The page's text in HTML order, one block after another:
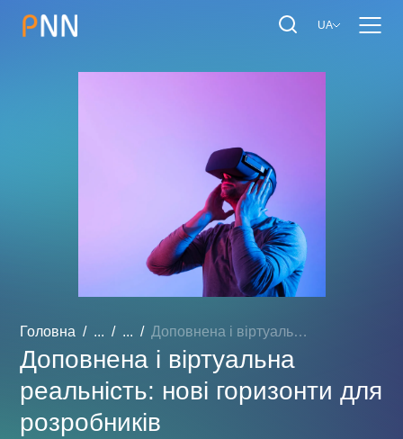
UA
Головна ... ... Доповнена і віртуальна ре...
Доповнена і віртуальна
реальність: нові горизонти для
розробників